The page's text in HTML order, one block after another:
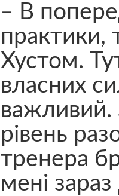
‒ В
практики,
Хустом.
власних
рівень
тренера
мені